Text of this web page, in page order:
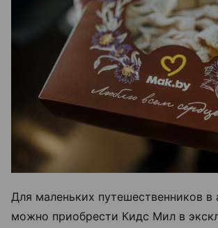
Для маленьких путешественников в
можно приобрести Кидс Мил в